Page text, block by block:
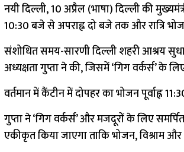
नयी दिल्ली, 10 अप्रैल (भाषा) दिल्ली की
10:30 बजे से अपराह्न दो बजे तक और रात्रि
संशोधित समय-सारणी दिल्ली शहरी आश्रय
अध्यक्षता गुप्ता ने की, जिसमें ‘गिग वर्कर्स’ के
वर्तमान में कैंटीन में दोपहर का भोजन पूर्वाह्न
गुप्ता ने ‘गिग वर्कर्स’ और मजदूरों के लिए
एकीकृत किया जाएगा ताकि भोजन, विश्राम